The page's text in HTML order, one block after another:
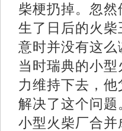
柴梗扔掉。忽
生了日后的火
意时并没有这
当时瑞典的小
力维持下去，
解决了这个问
小型火柴厂合